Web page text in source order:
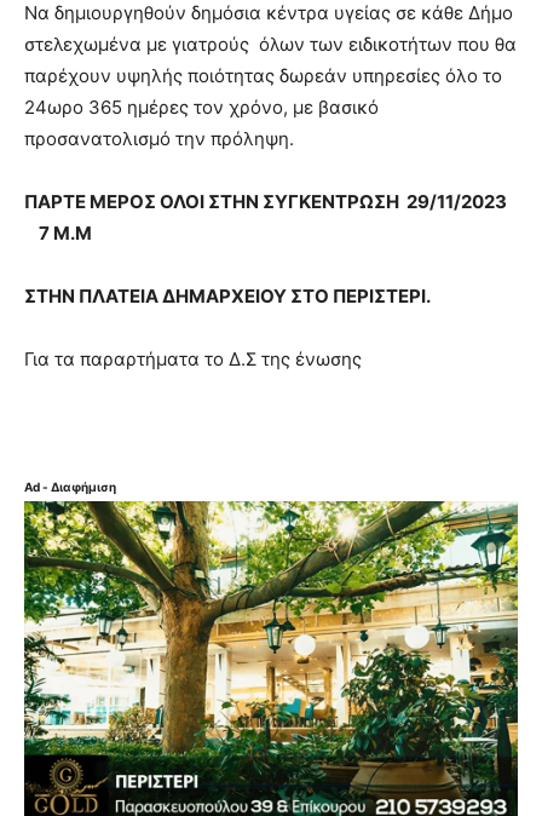
Να δημιουργηθούν δημόσια κέντρα υγείας σε κάθε Δήμο
στελεχωμένα με γιατρούς όλων των ειδικοτήτων που θα
παρέχουν υψηλής ποιότητας δωρεάν υπηρεσίες όλο το
24ωρο 365 ημέρες τον χρόνο, με βασικό
προσανατολισμό την πρόληψη.
ΠΑΡΤΕ ΜΕΡΟΣ ΟΛΟΙ ΣΤΗΝ ΣΥΓΚΕΝΤΡΩΣΗ 29/11/2023
7 Μ.Μ
ΣΤΗΝ ΠΛΑΤΕΙΑ ΔΗΜΑΡΧΕΙΟΥ ΣΤΟ ΠΕΡΙΣΤΕΡΙ.
Για τα παραρτήματα το Δ.Σ της ένωσης
Ad - Διαφήμιση